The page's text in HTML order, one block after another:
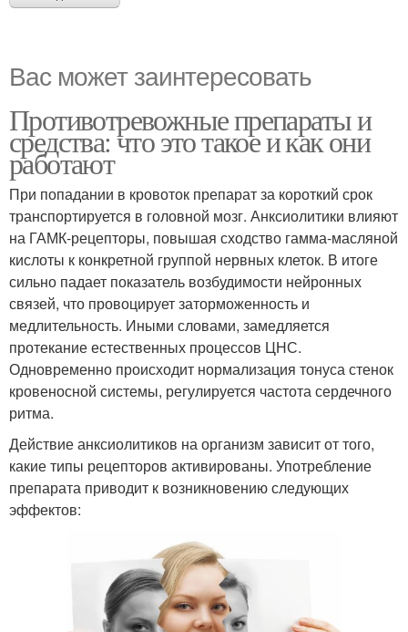
Вас может заинтересовать
Противотревожные препараты и
средства: что это такое и как они
работают
При попадании в кровоток препарат за короткий срок
транспортируется в головной мозг. Анксиолитики влияют
на ГАМК-рецепторы, повышая сходство гамма-масляной
кислоты к конкретной группой нервных клеток. В итоге
сильно падает показатель возбудимости нейронных
связей, что провоцирует заторможенность и
медлительность. Иными словами, замедляется
протекание естественных процессов ЦНС.
Одновременно происходит нормализация тонуса стенок
кровеносной системы, регулируется частота сердечного
ритма.
Действие анксиолитиков на организм зависит от того,
какие типы рецепторов активированы. Употребление
препарата приводит к возникновению следующих
эффектов: